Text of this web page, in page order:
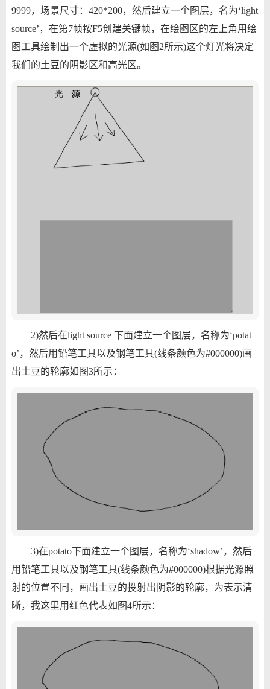
9999，场景尺寸：420*200，然后建立一个图层，名为‘light
source’，在第7帧按F5创建关键帧，在绘图区的左上角用绘
图工具绘制出一个虚拟的光源(如图2所示)这个灯光将决定
我们的土豆的阴影区和高光区。
2)然后在light source 下面建立一个图层，名称为‘potat
o’，然后用铅笔工具以及钢笔工具(线条颜色为#000000)画
出土豆的轮廓如图3所示：
3)在potato下面建立一个图层，名称为‘shadow’，然后
用铅笔工具以及钢笔工具(线条颜色为#000000)根据光源照
射的位置不同，画出土豆的投射出阴影的轮廓，为表示清
晰，我这里用红色代表如图4所示：